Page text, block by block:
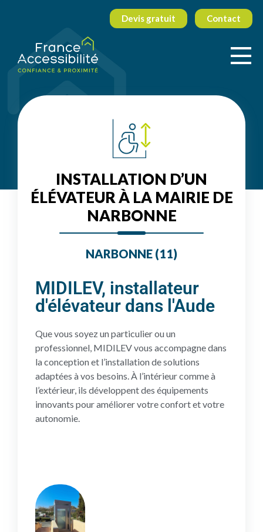
Devis gratuit Contact
INSTALLATION D’UN
ÉLÉVATEUR À LA MAIRIE DE
NARBONNE
NARBONNE (11)
MIDILEV, installateur
d'élévateur dans l'Aude
Que vous soyez un particulier ou un
professionnel, MIDILEV vous accompagne dans
la conception et l’installation de solutions
adaptées à vos besoins. À l’intérieur comme à
l’extérieur, ils développent des équipements
innovants pour améliorer votre confort et votre
autonomie.